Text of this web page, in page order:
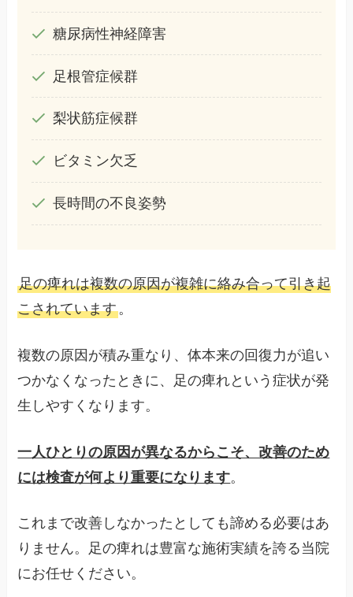
糖尿病性神経障害
足根管症候群
梨状筋症候群
ビタミン欠乏
長時間の不良姿勢
足の痺れは複数の原因が複雑に絡み合って引き起
こされています。
複数の原因が積み重なり、体本来の回復力が追い
つかなくなったときに、足の痺れという症状が発
生しやすくなります。
一人ひとりの原因が異なるからこそ、改善のため
には検査が何より重要になります。
これまで改善しなかったとしても諦める必要はあ
りません。足の痺れは豊富な施術実績を誇る当院
にお任せください。